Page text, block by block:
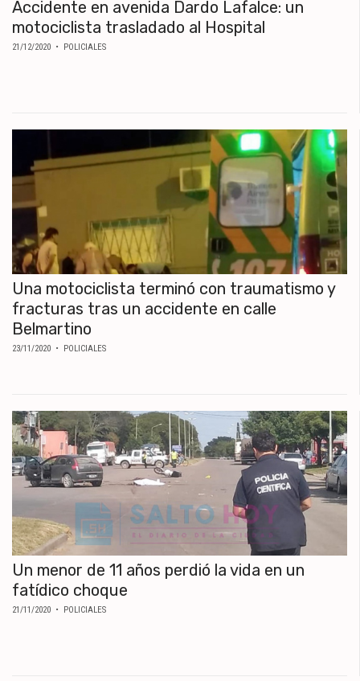
Accidente en avenida Dardo Lafalce: un
motociclista trasladado al Hospital
21/12/2020 • POLICIALES
Una motociclista terminó con traumatismo y
fracturas tras un accidente en calle
Belmartino
23/11/2020 • POLICIALES
Un menor de 11 años perdió la vida en un
fatídico choque
21/11/2020 • POLICIALES